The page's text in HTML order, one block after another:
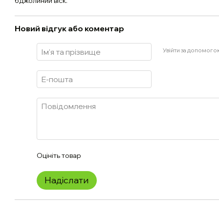
Новий відгук або коментар
Увійти за
Оцініть товар
Надіслати